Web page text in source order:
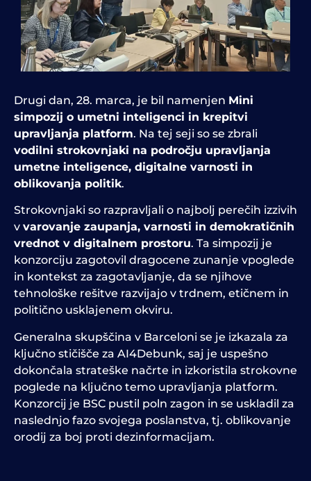
Drugi dan, 28. marca, je bil namenjen Mini
simpozij o umetni inteligenci in krepitvi
upravljanja platform. Na tej seji so se zbrali
vodilni strokovnjaki na področju upravljanja
umetne inteligence, digitalne varnosti in
oblikovanja politik.
Strokovnjaki so razpravljali o najbolj perečih izzivih
v varovanje zaupanja, varnosti in demokratičnih
vrednot v digitalnem prostoru. Ta simpozij je
konzorciju zagotovil dragocene zunanje vpoglede
in kontekst za zagotavljanje, da se njihove
tehnološke rešitve razvijajo v trdnem, etičnem in
politično usklajenem okviru.
Generalna skupščina v Barceloni se je izkazala za
ključno stičišče za AI4Debunk, saj je uspešno
dokončala strateške načrte in izkoristila strokovne
poglede na ključno temo upravljanja platform.
Konzorcij je BSC pustil poln zagon in se uskladil za
naslednjo fazo svojega poslanstva, tj. oblikovanje
orodij za boj proti dezinformacijam.